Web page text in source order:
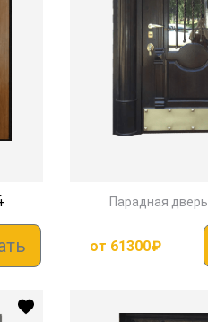
Парадная дверь
от 61300₽